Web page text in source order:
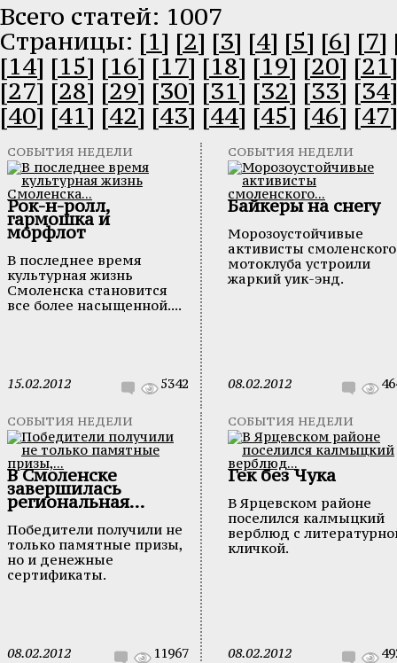
Всего статей: 1007
Cтраницы: [1] [2] [3] [4] [5] [6] [7]
[14] [15] [16] [17] [18] [19] [20] [21]
[27] [28] [29] [30] [31] [32] [33] [34]
[40] [41] [42] [43] [44] [45] [46] [47]
СОБЫТИЯ НЕДЕЛИ
Рок-н-ролл,
гармошка и
морфлот
В последнее время
культурная жизнь
Смоленска становится
все более насыщенной....
15.02.2012 5342
СОБЫТИЯ НЕДЕЛИ
Байкеры на снегу
Морозоустойчивые
активисты смоленского
мотоклуба устроили
жаркий уик-энд.
08.02.2012
СОБЫТИЯ НЕДЕЛИ
В Смоленске
завершилась
региональная...
Победители получили не
только памятные призы,
но и денежные
сертификаты.
08.02.2012 11967
СОБЫТИЯ НЕДЕЛИ
Гек без Чука
В Ярцевском районе
поселился калмыцкий
верблюд с
кличкой.
08.02.2012